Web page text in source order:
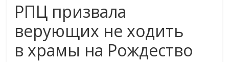
РПЦ призвала
верующих не ходить
в храмы на Рождество